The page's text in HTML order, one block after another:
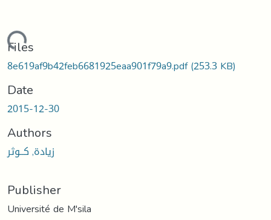
Files
8e619af9b42feb6681925eaa901f79a9.pdf(253.3 KB)
Date
2015-12-30
Authors
زيادة, كــوثر
Publisher
Université de M'sila